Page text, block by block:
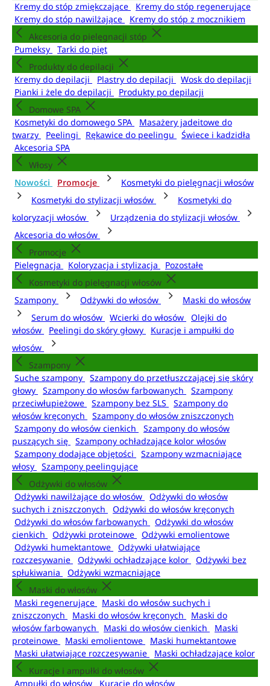
Kremy do stóp zmiękczające
Kremy do stóp regenerujące
Kremy do stóp nawilżające
Kremy do stóp z mocznikiem
Akcesoria do pielęgnacji stóp
Pumeksy
Tarki do pięt
Produkty do depilacji
Kremy do depilacji
Plastry do depilacji
Wosk do depilacji
Pianki i żele do depilacji
Produkty po depilacji
Domowe SPA
Kosmetyki do domowego SPA
Masażery jadeitowe do
twarzy
Peelingi Rękawice do peelingu
Świece i kadzidła
Akcesoria SPA
Włosy
Nowości
Promocje
Kosmetyki do pielęgnacji włosów
Kosmetyki do stylizacji włosów
Kosmetyki do
koloryzacji włosów
Urządzenia do stylizacji włosów
Akcesoria do włosów
Promocje
Pielęgnacja
Koloryzacja i stylizacja
Pozostałe
Kosmetyki do pielęgnacji włosów
Szampony
Odżywki do włosów
Maski do włosów
Serum do włosów
Wcierki do włosów
Olejki do
włosów
Peelingi do skóry głowy
Kuracje i ampułki do
włosów
Szampony
Suche szampony
Szampony do przetłuszczającej się skóry
głowy
Szampony do włosów farbowanych
Szampony
przeciwłupieżowe
Szampony bez SLS
Szampony do
włosów kręconych
Szampony do włosów zniszczonych
Szampony do włosów cienkich
Szampony do włosów
puszących się
Szampony ochładzające kolor włosów
Szampony dodające objętości
Szampony wzmacniające
włosy
Szampony peelingujące
Odżywki do włosów
Odżywki nawilżające do włosów
Odżywki do włosów
suchych i zniszczonych
Odżywki do włosów kręconych
Odżywki do włosów farbowanych
Odżywki do włosów
cienkich
Odżywki proteinowe
Odżywki emolientowe
Odżywki humektantowe
Odżywki ułatwiające
rozczesywanie
Odżywki ochładzające kolor
Odżywki bez
spłukiwania
Odżywki wzmacniające
Maski do włosów
Maski regenerujące
Maski do włosów suchych i
zniszczonych
Maski do włosów kręconych
Maski do
włosów farbowanych
Maski do włosów cienkich
Maski
proteinowe
Maski emolientowe
Maski humektantowe
Maski ułatwiające rozczesywanie
Maski ochładzające kolor
Kuracje i ampułki do włosów
Ampułki do włosów
Kuracje do włosów